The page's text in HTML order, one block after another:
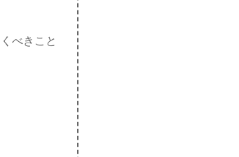
べきこと